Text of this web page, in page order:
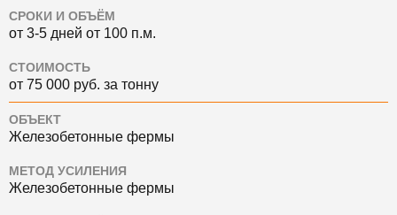
СРОКИ И ОБЪЁМ
от 3-5 дней от 100 п.м.
СТОИМОСТЬ
от 75 000 руб. за тонну
ОБЪЕКТ
Железобетонные фермы
МЕТОД УСИЛЕНИЯ
Железобетонные фермы